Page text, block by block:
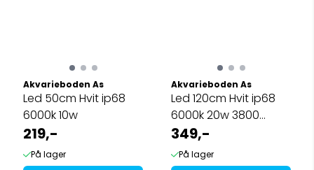
Akvarieboden As
Led 50cm Hvit ip68
6000k 10w
219,-
På lager
Akvarieboden As
Led 120cm Hvit ip68
6000k 20w 3800
lumen
349,-
På lager